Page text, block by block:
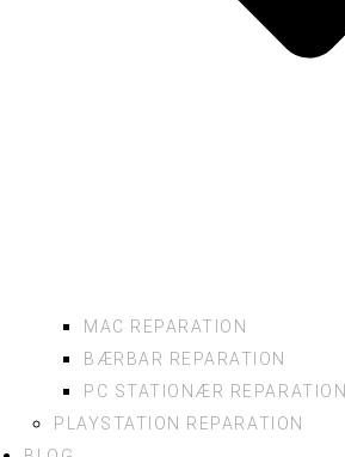
MAC REPARATION
BÆRBAR REPARATION
PC STATIONÆR REPARATION
PLAYSTATION REPARATION